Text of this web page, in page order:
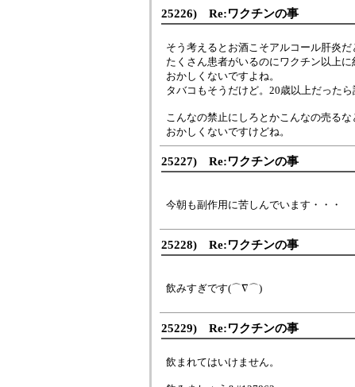
25226) Re:ワクチンの事
そう考えるとお酒こそアルコール肝炎
たくさん患者がいるのにワクチン以上に
おかしくないですよね。
タバコもそうだけど。20歳以上だったら
こんなの禁止にしろとかこんなの売るな
おかしくないですけどね。
25227) Re:ワクチンの事
今朝も副作用に苦しんでいます・・・
25228) Re:ワクチンの事
飲みすぎです(⌒∇⌒)
25229) Re:ワクチンの事
飲まれてはいけません。